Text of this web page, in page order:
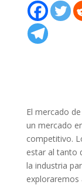
El mercado
un mercado
competitivo.
estar al tanto
la industria
exploraremos